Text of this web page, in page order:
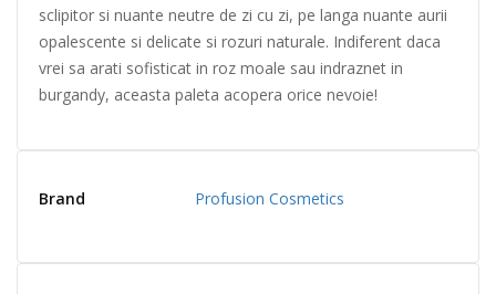
sclipitor si nuante neutre de zi cu zi, pe langa nuante aurii
opalescente si delicate si rozuri naturale. Indiferent daca
vrei sa arati sofisticat in roz moale sau indraznet in
burgandy, aceasta paleta acopera orice nevoie!
Brand Profusion Cosmetics